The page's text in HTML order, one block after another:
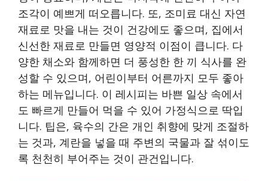
조각이 예쁘게 떠오릅니다. 또, 조미료 대신 자연
재료로 맛을 내는 것이 건강에도 좋으며, 집에서
신선한 재료로 만들면 영양적 이점이 큽니다. 다
양한 채소와 함께하면 더 풍성한 한 끼 식사를 완
성할 수 있으며, 어린이부터 어른까지 모두 좋아
하는 메뉴입니다. 이 레시피는 바쁜 일상 속에서
도 빠르게 만들어 먹을 수 있어 가정식으로 딱입
니다. 팁은, 육수의 간은 개인 취향에 맞게 조절하
는 것과, 계란을 넣을 때 주변의 국물과 잘 섞이도
록 천천히 부어주는 것이 관건입니다.